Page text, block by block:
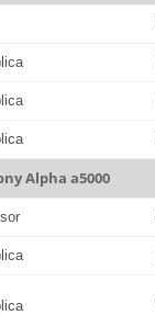
Alpha a5000